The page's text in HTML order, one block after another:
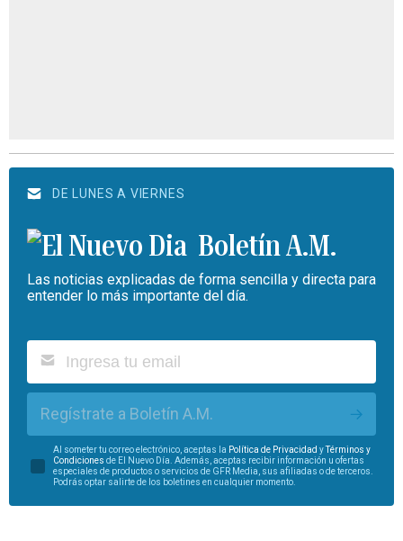
DE LUNES A VIERNES
Boletín A.M.
Las noticias explicadas de forma sencilla y directa para
entender lo más importante del día.
Regístrate a Boletín A.M.
Al someter tu correo electrónico, aceptas la Política de Privacidad y
Términos y
Condiciones de El Nuevo Día. Además, aceptas recibir información u ofertas
especiales de productos o servicios de GFR Media, sus afiliadas o de terceros.
Podrás optar salirte de los boletines en cualquier momento.